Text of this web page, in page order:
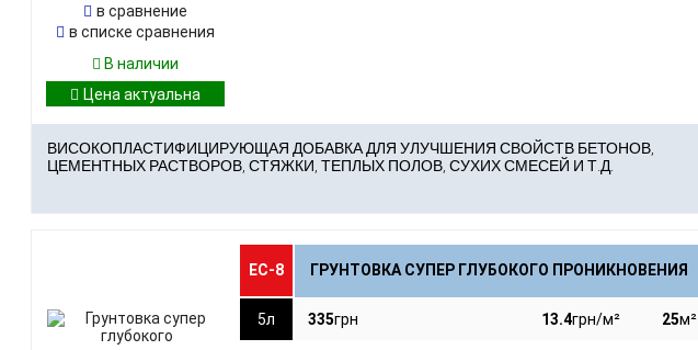
в сравнение
в списке сравнения
В наличии
ВИСОКОПЛАСТИФИЦИРУЮЩАЯ ДОБАВКА ДЛЯ УЛУЧШЕНИЯ СВОЙСТВ БЕТОНОВ,
ЦЕМЕНТНЫХ РАСТВОРОВ, СТЯЖКИ, ТЕПЛЫХ ПОЛОВ, СУХИХ СМЕСЕЙ И Т.Д.
ЕС-8 ГРУНТОВКА СУПЕР ГЛУБОКОГО ПРОНИКНОВЕНИЯ
5л 335грн 13.4грн/м² 25м²
Стоимость на 1м² поверхности ≈